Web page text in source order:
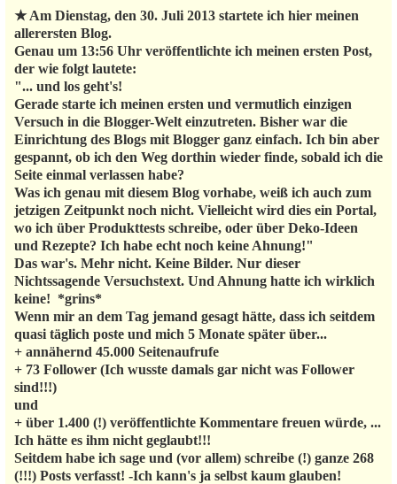
★ Am Dienstag, den 30. Juli 2013 startete ich hier meinen
allerersten Blog.
Genau um 13:56 Uhr veröffentlichte ich meinen ersten Post,
der wie folgt lautete:
"... und los geht's!
Gerade starte ich meinen ersten und vermutlich einzigen
Versuch in die Blogger-Welt einzutreten. Bisher war die
Einrichtung des Blogs mit Blogger ganz einfach. Ich bin aber
gespannt, ob ich den Weg dorthin wieder finde, sobald ich die
Seite einmal verlassen habe?
Was ich genau mit diesem Blog vorhabe, weiß ich auch zum
jetzigen Zeitpunkt noch nicht. Vielleicht wird dies ein Portal,
wo ich über Produkttests schreibe, oder über Deko-Ideen
und Rezepte? Ich habe echt noch keine Ahnung!"
Das war's. Mehr nicht. Keine Bilder. Nur dieser
Nichtssagende Versuchstext. Und Ahnung hatte ich wirklich
keine! *grins*
Wenn mir an dem Tag jemand gesagt hätte, dass ich seitdem
quasi täglich poste und mich 5 Monate später über...
+ annähernd 45.000 Seitenaufrufe
+ 73 Follower (Ich wusste damals gar nicht was Follower
sind!!!)
und
+ über 1.400 (!) veröffentlichte Kommentare freuen würde, ...
Ich hätte es ihm nicht geglaubt!!!
Seitdem habe ich sage und (vor allem) schreibe (!) ganze 268
(!!!) Posts verfasst! -Ich kann's ja selbst kaum glauben!